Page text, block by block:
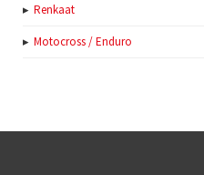
Renkaat
Motocross / Enduro